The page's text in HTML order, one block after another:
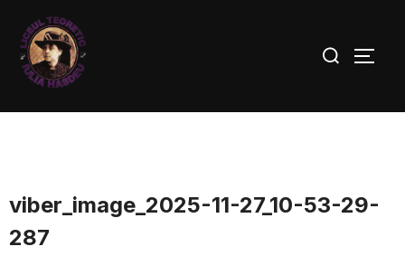
viber_image_2025-11-27_10-53-29-
287